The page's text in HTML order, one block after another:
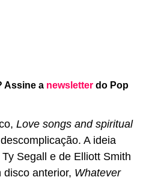
Assine a newsletter do Pop
Love songs and spiritual
A ideia
Segall e de Elliott Smith
anterior, Whatever